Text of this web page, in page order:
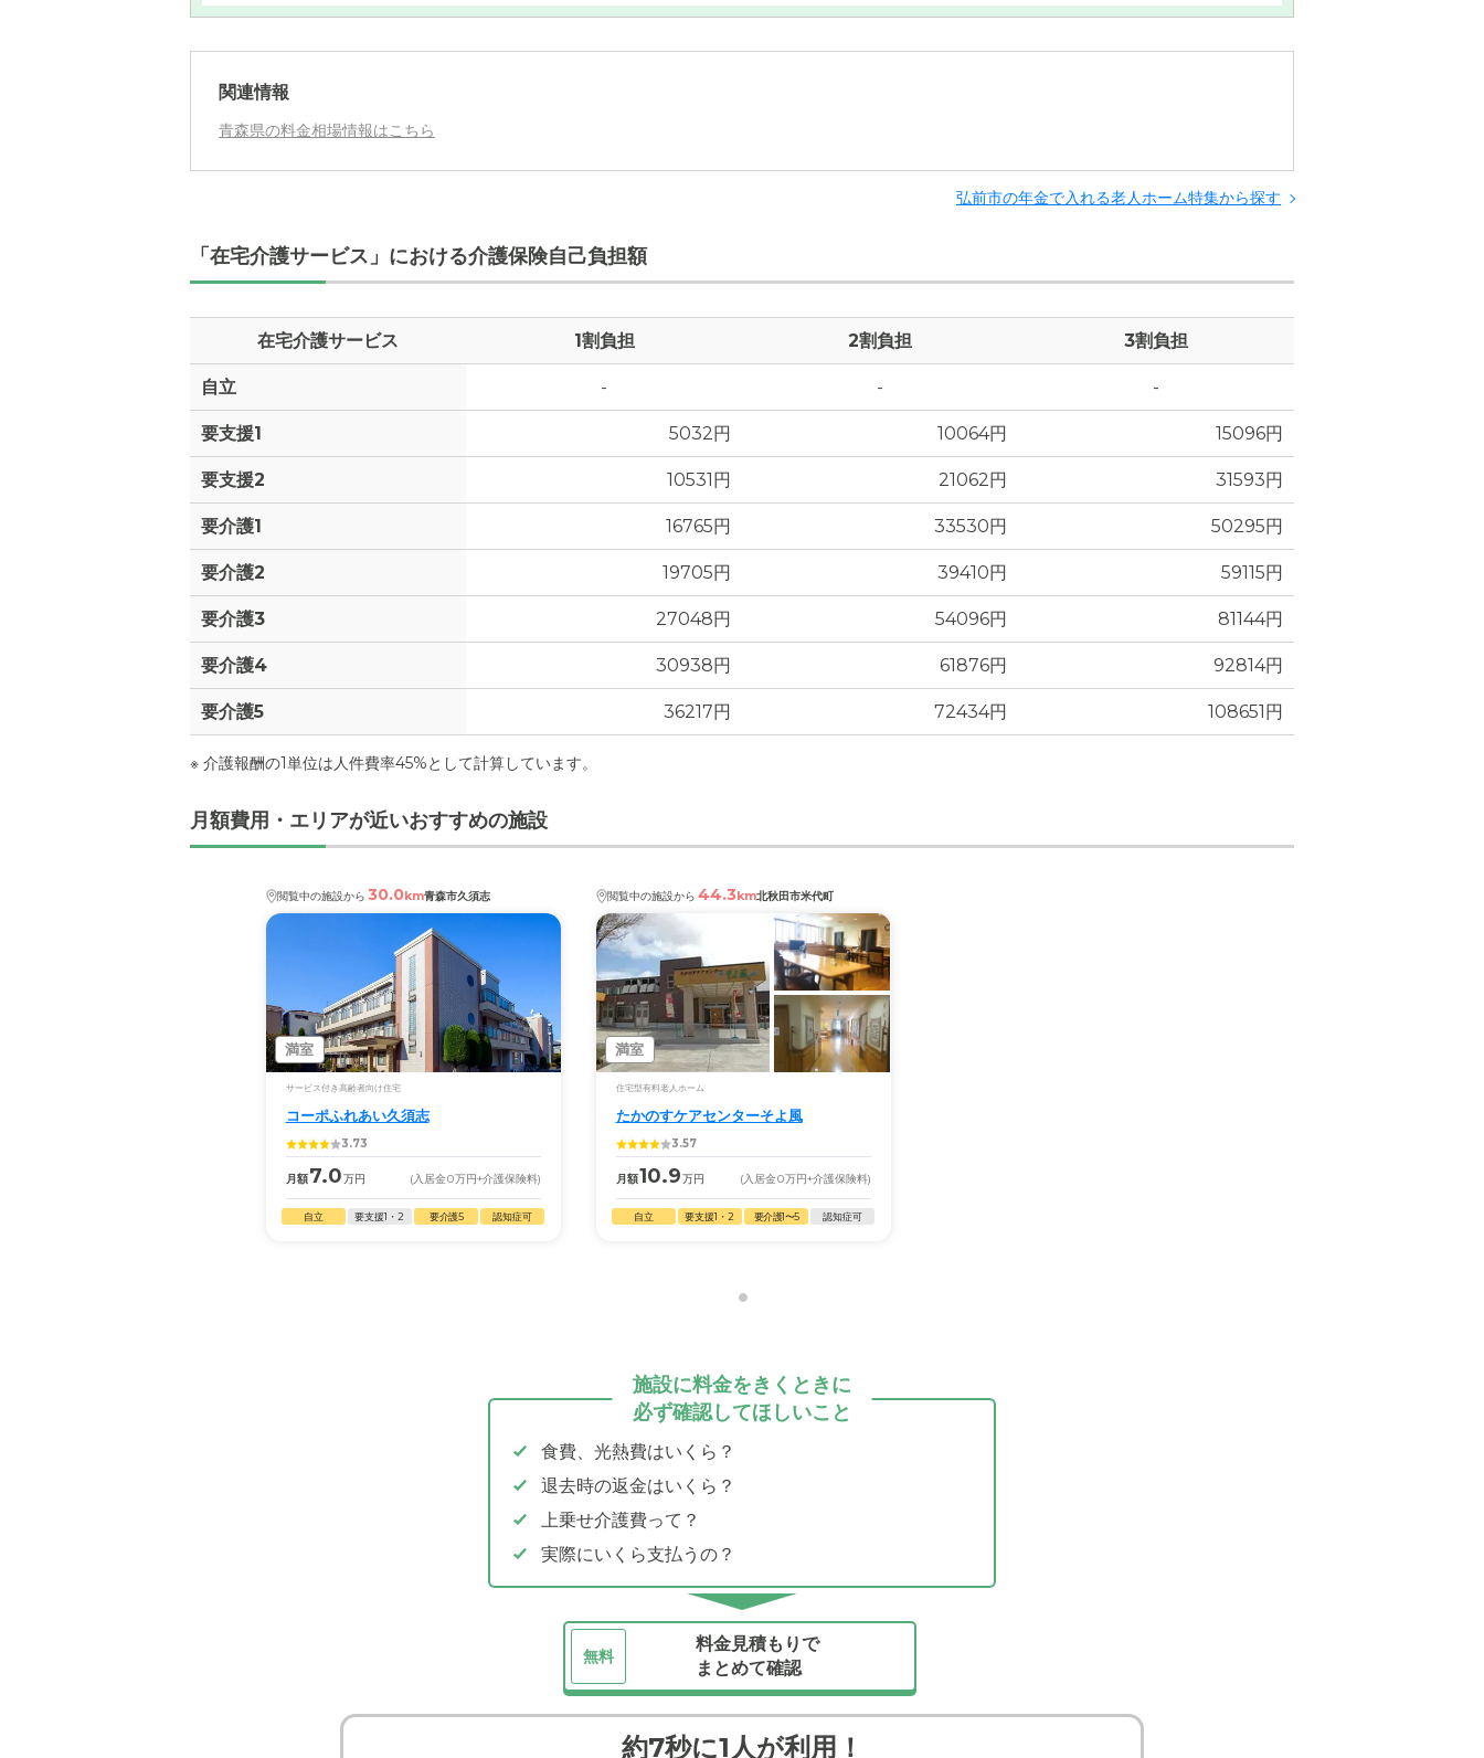
屋内共用部の写真
関連情報
青森県の料金相場情報はこちら
弘前市の年金で入れる老人ホーム特集から探す
「在宅介護サービス」における介護保険自己負担額
在宅介護サービス 1割負担 2割負担 3割負担
自立 - - -
要支援1 5032円 10064円 15096円
要支援2 10531円 21062円 31593円
要介護1 16765円 33530円 50295円
要介護2 19705円 39410円 59115円
要介護3 27048円 54096円 81144円
要介護4 30938円 61876円 92814円
要介護5 36217円 72434円 108651円
※ 介護報酬の1単位は人件費率45%として計算しています。
月額費用・エリアが近いおすすめの施設
閲覧中の施設から 30.0km青森市久須志
満室
サービス付き高齢者向け住宅
コーポふれあい久須志
3.73
月額7.0万円 (入居金0万円+介護保険料)
自立 要支援1・2 要介護5 認知症可
閲覧中の施設から 44.3km北秋田市米代町
満室
住宅型有料老人ホーム
たかのすケアセンターそよ風
3.57
月額10.9万円 (入居金0万円+介護保険料)
自立 要支援1・2 要介護1〜5 認知症可
施設に料金をきくときに
必ず確認してほしいこと
食費、光熱費はいくら？
退去時の返金はいくら？
上乗せ介護費って？
実際にいくら支払うの？
無料
料金見積もりで
まとめて確認
約7秒に1人が利用！